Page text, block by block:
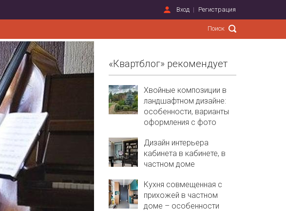
Вход Регистрация
«Квартблог» рекомендует
Хвойные композиции в
ландшафтном дизайне:
особенности, варианты
оформления с фото
Дизайн интерьера
кабинета в кабинете, в
частном доме
Кухня совмещенная с
прихожей в частном
доме – особенности